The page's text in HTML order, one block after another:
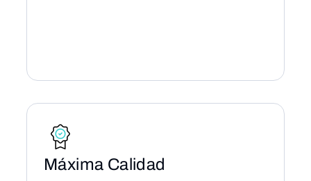
Máxima Calidad